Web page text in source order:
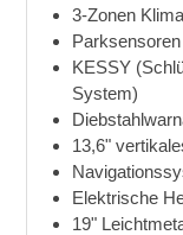
3-Zonen
KESSY
System)
13,6"
Elektrische
19"